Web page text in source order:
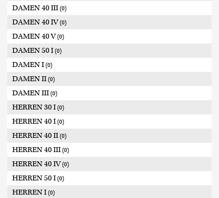
DAMEN 40 III (0)
DAMEN 40 IV(0)
DAMEN 40 V(0)
DAMEN 50 I (0)
DAMEN I (0)
DAMEN II (0)
DAMEN III (0)
HERREN 30 I (0)
HERREN 40 I (0)
HERREN 40 II (0)
HERREN 40 III (0)
HERREN 40 IV(0)
HERREN 50 I (0)
HERREN I (0)